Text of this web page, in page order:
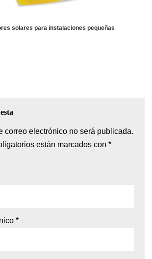
solares para instalaciones pequeñas
correo electrónico no será publicada.
están marcados con *
*